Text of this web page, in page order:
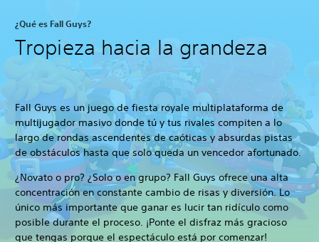
¿Qué es Fall Guys?
Tropieza hacia la grandeza
Fall Guys es un juego de fiesta royale multiplataforma de
multijugador masivo donde tú y tus rivales compiten a lo
largo de rondas ascendentes de caóticas y absurdas pistas
de obstáculos hasta que solo queda un vencedor afortunado.
¿Novato o pro? ¿Solo o en grupo? Fall Guys ofrece una alta
concentración en constante cambio de risas y diversión. Lo
único más importante que ganar es lucir tan ridículo como
posible durante el proceso. ¡Ponte el disfraz más gracioso
que tengas porque el espectáculo está por comenzar!